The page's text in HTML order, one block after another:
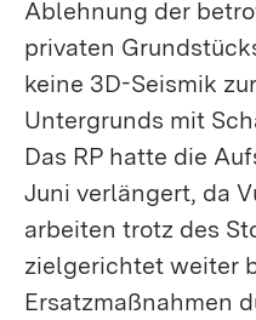
Ablehnung der
privaten
keine 3D-Seismik
Untergrunds mit
Das RP hatte die
Juni verlängert, da
arbeiten trotz des
zielgerichtet weiter
Ersatzmaßnahmen